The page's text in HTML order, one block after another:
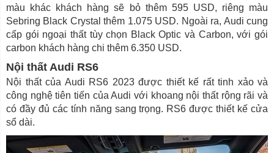
màu khác khách hàng sẽ bỏ thêm 595 USD, riêng màu
Sebring Black Crystal thêm 1.075 USD. Ngoài ra, Audi cung
cấp gói ngoại thất tùy chọn Black Optic và Carbon, với gói
carbon khách hàng chi thêm 6.350 USD.
Nội thất Audi RS6
Nội thất của Audi RS6 2023 được thiết kế rất tinh xảo và
công nghệ tiên tiến của Audi với khoang nội thất rộng rãi và
có đầy đủ các tính năng sang trọng. RS6 được thiết kế cửa
sổ dài.